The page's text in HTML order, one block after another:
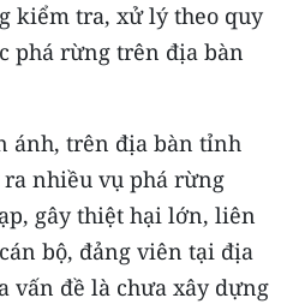
kiểm tra, xử lý theo quy
phá rừng trên địa bàn
ánh, trên địa bàn tỉnh
nhiều vụ phá rừng
gây thiệt hại lớn, liên
bộ, đảng viên tại địa
vấn đề là chưa xây dựng